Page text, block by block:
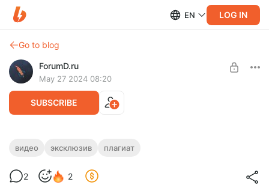
EN LOG IN
Go to blog
ForumD.ru
May 27 2024 08:20
SUBSCRIBE
"Плагиат — это плохо!" или как Герда
Поклонник стримов
видео эксклюзив плагиат
2 2